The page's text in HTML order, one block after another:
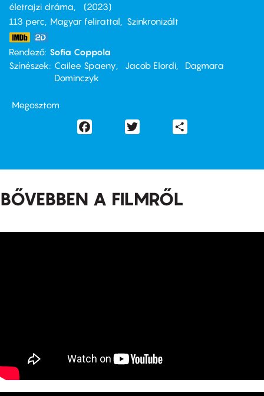
életrajzi dráma
2023
113 perc,
Magyar felirattal Szinkronizált
Rendező Sofia Coppola
Színészek
Cailee Spaeny Jacob Elordi
Dagmara
Dominczyk
Megosztom
Facebook
BŐVEBBEN A FILMRŐL